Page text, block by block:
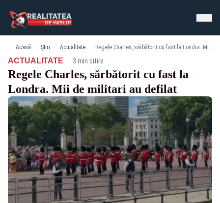
Acasă Știri Actualitate Regele Charles, sărbătorit cu fast la Londra. Mii de militari au defilat
ACTUALITATE· 3 min citire
Regele Charles, sărbătorit cu fast la
Londra. Mii de militari au defilat